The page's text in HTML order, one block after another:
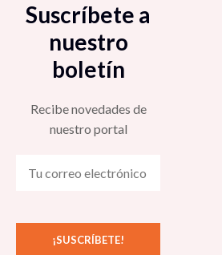
Suscríbete a
nuestro
boletín
Recibe novedades de
nuestro portal